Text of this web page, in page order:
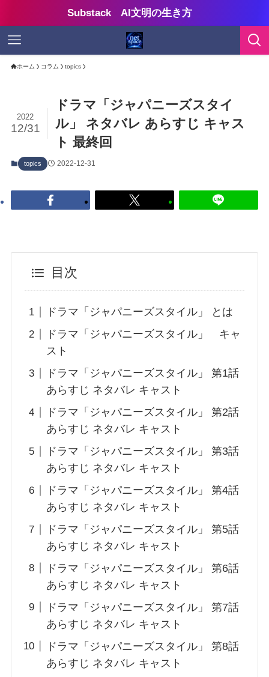
Substack AI文明の生き方
ホーム コラム topics
ドラマ「ジャパニーズスタイ
ル」 ネタバレ あらすじ キャス
ト 最終回
2022
12/31
topics 2022-12-31
目次
ドラマ「ジャパニーズスタイル」 とは
ドラマ「ジャパニーズスタイル」 キャ
スト
ドラマ「ジャパニーズスタイル」 第1話
あらすじ ネタバレ キャスト
ドラマ「ジャパニーズスタイル」 第2話
あらすじ ネタバレ キャスト
ドラマ「ジャパニーズスタイル」 第3話
あらすじ ネタバレ キャスト
ドラマ「ジャパニーズスタイル」 第4話
あらすじ ネタバレ キャスト
ドラマ「ジャパニーズスタイル」 第5話
あらすじ ネタバレ キャスト
ドラマ「ジャパニーズスタイル」 第6話
あらすじ ネタバレ キャスト
ドラマ「ジャパニーズスタイル」 第7話
あらすじ ネタバレ キャスト
ドラマ「ジャパニーズスタイル」 第8話
あらすじ ネタバレ キャスト